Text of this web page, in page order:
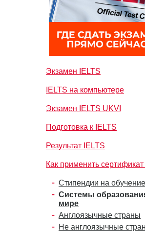
Экзамен IELTS
IELTS на компьютере
Экзамен IELTS UKVI
Подготовка к IELTS
Результат IELTS
Как применить
Стипендии на обучение
Системы
мире
Англоязычные страны
Не англоязычные